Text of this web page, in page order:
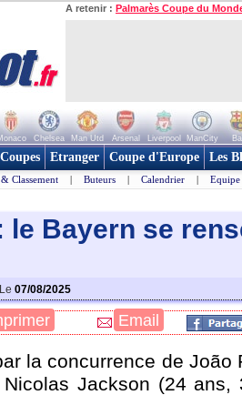
A retenir : Palmarès Coupe du
Chelsea Man Utd Arsenal Liverpool ManCity
Etranger Coupe d'Europe Les
Classement | Buteurs | Calendrier | Equipe
le Bayern se
Le 07/08/2025
Email
la concurrence de João
Jackson (24 ans,